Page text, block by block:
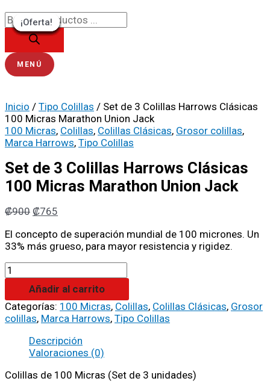
al
contenido
de
productos
MENÚ
¡Oferta!
Inicio / Tipo Colillas / Set de 3 Colillas Harrows Clásicas
100 Micras Marathon Union Jack
100 Micras, Colillas, Colillas Clásicas, Grosor colillas,
Marca Harrows, Tipo Colillas
Set de 3 Colillas Harrows Clásicas
100 Micras Marathon Union Jack
₡900
precio
original
era:
₡900.
₡765
precio
actual
₡765.
El concepto de superación mundial de 100 micrones. Un
33% más grueso, para mayor resistencia y rigidez.
de
3
Colillas
Harrows
Clásicas
100
Marathon
Union
Jack
cantidad
Añadir al carrito
Categorías: 100 Micras, Colillas, Colillas Clásicas, Grosor
colillas, Marca Harrows, Tipo Colillas
Descripción
Valoraciones (0)
Colillas de 100 Micras (Set de 3 unidades)
¡Oferta!
¡Oferta!
precio
original
₡1500.
actual
¡Oferta!
¡Oferta!
precio
original
₡900.
precio
actual
¡Oferta!
¡Oferta!
precio
original
₡1000.
actual
¡Oferta!
¡Oferta!
precio
original
₡900.
precio
actual